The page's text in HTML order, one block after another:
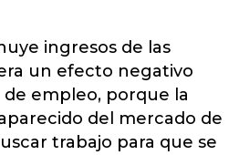
ingresos de las
un efecto negativo
empleo, porque la
del mercado de
trabajo para que se